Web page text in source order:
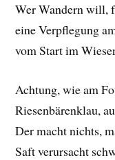
Wer Wandern will,
eine Verpflegung
vom Start im
Achtung, wie am
Riesenbärenklau,
Der macht nichts,
Saft verursacht